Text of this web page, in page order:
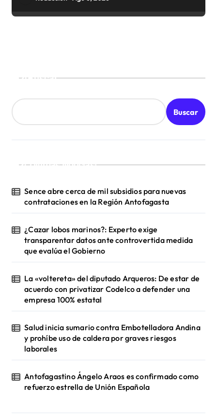
Buscar
Buscar
¡Ultimas Noticias!
Sence abre cerca de mil subsidios para nuevas
contrataciones en la Región Antofagasta
¿Cazar lobos marinos?: Experto exige
transparentar datos ante controvertida medida
que evalúa el Gobierno
La «voltereta» del diputado Arqueros: De estar de
acuerdo con privatizar Codelco a defender una
empresa 100% estatal
Salud inicia sumario contra Embotelladora Andina
y prohíbe uso de caldera por graves riesgos
laborales
Antofagastino Ángelo Araos es confirmado como
refuerzo estrella de Unión Española